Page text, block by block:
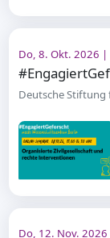
Do, 8. Okt. 2026
Deutsche Stiftung
Do, 12. Nov.